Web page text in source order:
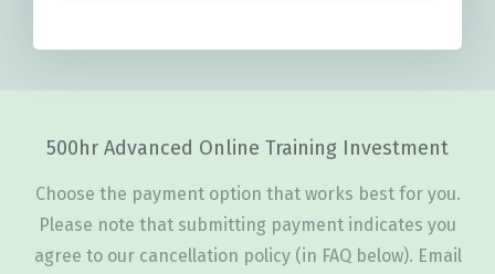
500hr Advanced Online Training Investment
Choose the payment option that works best for you.
Please note that submitting payment indicates you
agree to our cancellation policy (in FAQ below). Email